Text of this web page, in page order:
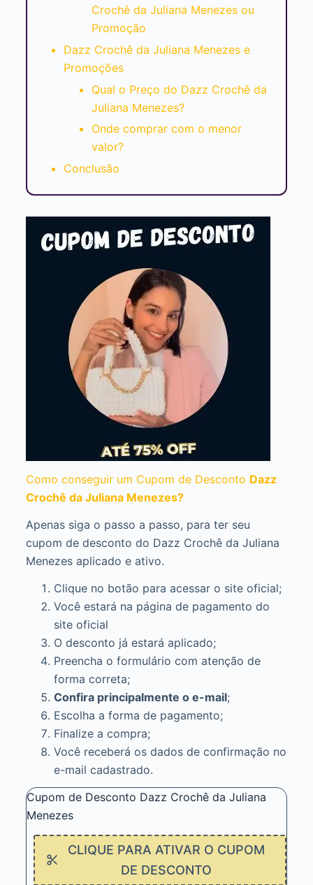
Crochê da Juliana Menezes ou
Promoção
Dazz Crochê da Juliana Menezes e
Promoções
Qual o Preço do Dazz Crochê da
Juliana Menezes?
Onde comprar com o menor
valor?
Conclusão
Como conseguir um Cupom de Desconto Dazz
Crochê da Juliana Menezes?
Apenas siga o passo a passo, para ter seu
cupom de desconto do Dazz Crochê da Juliana
Menezes aplicado e ativo.
Clique no botão para acessar o site oficial;
Você estará na página de pagamento do
site oficial
O desconto já estará aplicado;
Preencha o formulário com atenção de
forma correta;
Confira principalmente o e-mail;
Escolha a forma de pagamento;
Finalize a compra;
Você receberá os dados de confirmação no
e-mail cadastrado.
Cupom de Desconto Dazz Crochê da Juliana
Menezes
CLIQUE PARA ATIVAR O CUPOM
DE DESCONTO